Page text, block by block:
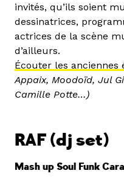
invités, qu’ils soient
dessinatrices,
actrices de la scène
d’ailleurs.
Écouter les anciennes
Appaix, Moodoïd, Jul
Camille Potte…)
RAF (dj set)
Mash up Soul Funk